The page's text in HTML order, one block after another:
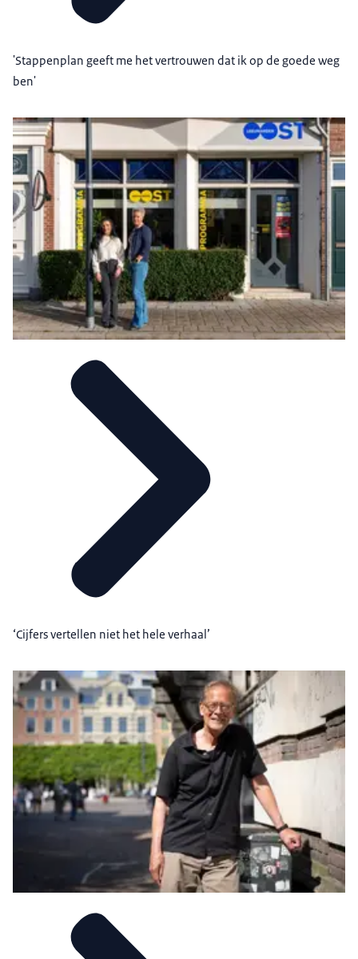
'Stappenplan geeft me het vertrouwen dat ik op de goede weg
ben'
‘Cijfers vertellen niet het hele verhaal’